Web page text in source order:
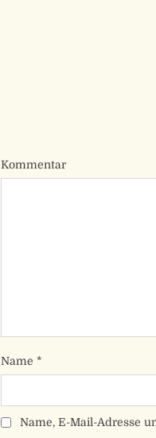
Kommentar
Name *
Name, E-Mail-Adresse